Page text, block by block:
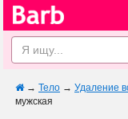
→ Тело → Удаление
мужская